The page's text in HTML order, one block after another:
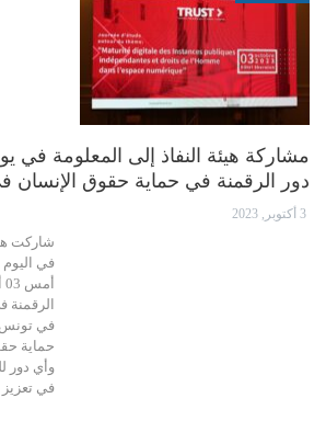
مشاركة هيئة النفاذ إلى المعلومة
دور الرقمنة في حماية حقوق الإنسان
3 أكتوبر, 2023
شاركت
في
في
حماية
وأي دور
في تعزيز